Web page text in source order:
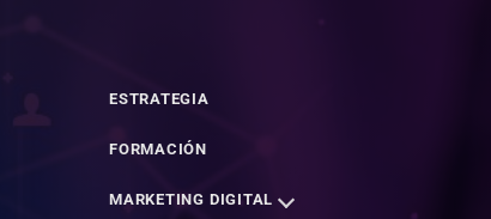
ESTRATEGIA
FORMACIÓN
MARKETING DIGITAL